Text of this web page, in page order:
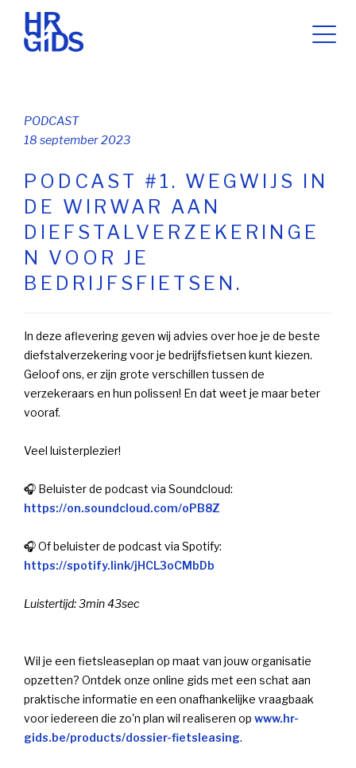
PODCAST
18 september 2023
PODCAST #1. WEGWIJS IN
DE WIRWAR AAN
DIEFSTALVERZEKERINGE
N VOOR JE
BEDRIJFSFIETSEN.
In deze aflevering geven wij advies over hoe je de beste
diefstalverzekering voor je bedrijfsfietsen kunt kiezen.
Geloof ons, er zijn grote verschillen tussen de
verzekeraars en hun polissen! En dat weet je maar beter
vooraf.
Veel luisterplezier!
🎧 Beluister de podcast via Soundcloud:
https://on.soundcloud.com/oPB8Z
🎧 Of beluister de podcast via Spotify:
https://spotify.link/jHCL3oCMbDb
Luistertijd: 3min 43sec
Wil je een fietsleaseplan op maat van jouw organisatie
opzetten? Ontdek onze online gids met een schat aan
praktische informatie en een onafhankelijke vraagbaak
voor iedereen die zo'n plan wil realiseren op www.hr-
gids.be/products/dossier-fietsleasing.